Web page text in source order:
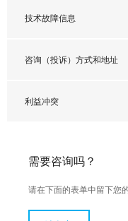
技术故障信息
咨询（投诉）方式和地址
利益冲突
需要咨询吗？
请在下面的表单中留下您